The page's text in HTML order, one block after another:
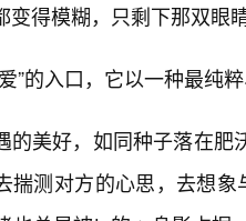
变得模糊，只剩下那双眼
”的入口，它以一种最纯
的美好，如同种子落在肥
揣测对方的心思，去想